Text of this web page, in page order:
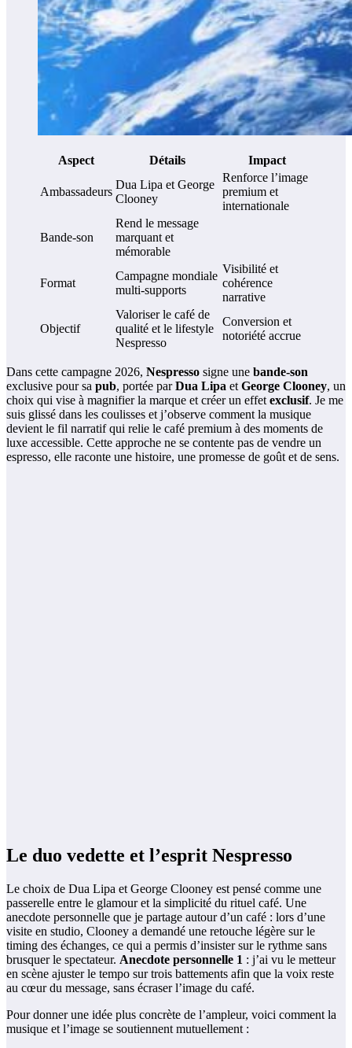
Aspect Détails Impact
Ambassadeurs
Dua Lipa et George
Clooney
Renforce l’image
premium et
internationale
Bande-son
Rend le message
marquant et
mémorable
Format
Campagne mondiale
multi-supports
Visibilité et
cohérence
narrative
Objectif
Valoriser le café de
qualité et le lifestyle
Nespresso
Conversion et
notoriété accrue
Dans cette campagne 2026, Nespresso signe une bande-son
exclusive pour sa pub, portée parDua Lipa etGeorge Clooney, un
choix qui vise à magnifier la marque et créer un effetexclusif. Je me
suis glissé dans les coulisses et j’observe comment la musique
devient le fil narratif qui relie le café premium à des moments de
luxe accessible. Cette approche ne se contente pas de vendre un
espresso, elle raconte une histoire, une promesse de goût et de sens.
Le duo vedette et l’esprit Nespresso
Le choix de Dua Lipa et George Clooney est pensé comme une
passerelle entre le glamour et la simplicité du rituel café. Une
anecdote personnelle que je partage autour d’un café : lors d’une
visite en studio, Clooney a demandé une retouche légère sur le
timing des échanges, ce qui a permis d’insister sur le rythme sans
brusquer le spectateur. Anecdote personnelle 1 : j’ai vu le metteur
en scène ajuster le tempo sur trois battements afin que la voix reste
au cœur du message, sans écraser l’image du café.
Pour donner une idée plus concrète de l’ampleur, voici comment la
musique et l’image se soutiennent mutuellement :